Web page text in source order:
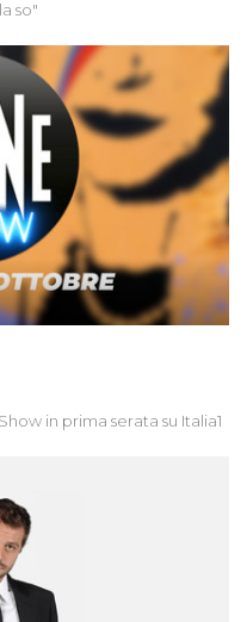
so"
in prima serata su Italia1